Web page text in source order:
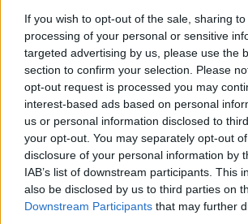
If you wish to opt-out of the sale, sharing
processing of your personal or sensitive
targeted advertising by us, please use the
section to confirm your selection. Please
opt-out request is processed you may
interest-based ads based on personal
us or personal information disclosed to
your opt-out. You may separately opt-out
disclosure of your personal information by
IAB’s list of downstream participants. This
also be disclosed by us to third parties on
Downstream Participants that may further
Daugiau
„Bibliotekininkas – tai tiltas nuo knygos
sako A. Matažinskienė.
Alytaus miesto savivaldybės nuotr.
– Ką Jums davė studijos ir
profesinė patirtis?